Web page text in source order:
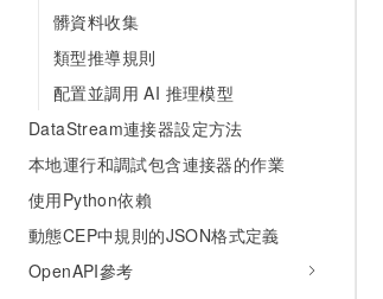
髒資料收集
類型推導規則
配置並調用 AI 推理模型
DataStream連接器設定方法
本地運行和調試包含連接器的作業
使用Python依賴
動態CEP中規則的JSON格式定義
OpenAPI參考